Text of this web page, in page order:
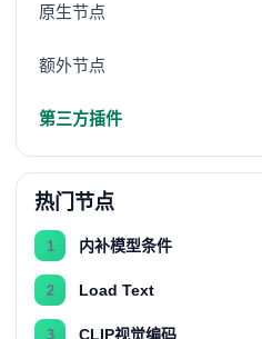
原生节点
额外节点
第三方插件
热门节点
1 内补模型条件
2 Load Text
3 CLIP视觉编码